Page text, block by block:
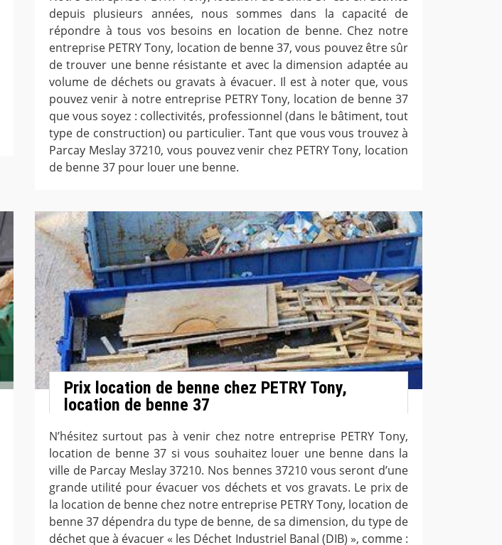
depuis plusieurs années, nous sommes dans la capacité de
répondre à tous vos besoins en location de benne. Chez notre
entreprise PETRY Tony, location de benne 37, vous pouvez être sûr
de trouver une benne résistante et avec la dimension adaptée au
volume de déchets ou gravats à évacuer. Il est à noter que, vous
pouvez venir à notre entreprise PETRY Tony, location de benne 37
que vous soyez : collectivités, professionnel (dans le bâtiment, tout
type de construction) ou particulier. Tant que vous vous trouvez à
Parcay Meslay 37210, vous pouvez venir chez PETRY Tony, location
de benne 37 pour louer une benne.
Prix location de benne chez PETRY Tony,
location de benne 37
N’hésitez surtout pas à venir chez notre entreprise PETRY Tony,
location de benne 37 si vous souhaitez louer une benne dans la
ville de Parcay Meslay 37210. Nos bennes 37210 vous seront d’une
grande utilité pour évacuer vos déchets et vos gravats. Le prix de
la location de benne chez notre entreprise PETRY Tony, location de
benne 37 dépendra du type de benne, de sa dimension, du type de
déchet que à évacuer « les Déchet Industriel Banal (DIB) », comme :